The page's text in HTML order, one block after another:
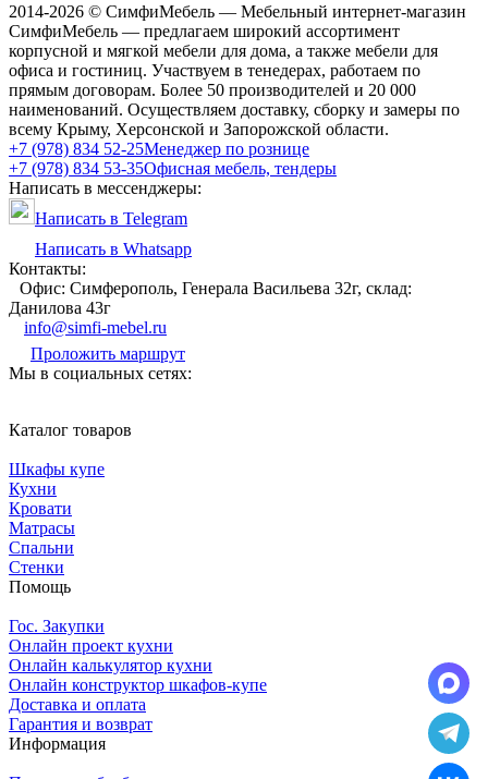
2014-2026 © СимфиМебель — Мебельный интернет-магазин
СимфиМебель — предлагаем широкий ассортимент
корпусной и мягкой мебели для дома, а также мебели для
офиса и гостиниц. Участвуем в тенедерах, работаем по
прямым договорам. Более 50 производителей и 20 000
наименований. Осуществляем доставку, сборку и замеры по
всему Крыму, Херсонской и Запорожской области.
+7 (978) 834 52-25Менеджер по рознице
+7 (978) 834 53-35Офисная мебель, тендеры
Написать в мессенджеры:
Написать в Telegram
Написать в Whatsapp
Контакты:
Офис: Симферополь, Генерала Васильева 32г, склад:
Данилова 43г
info@simfi-mebel.ru
Проложить маршрут
Мы в социальных сетях:
Каталог товаров
Шкафы купе
Кухни
Кровати
Матрасы
Cпальни
Стенки
Помощь
Гос. Закупки
Онлайн проект кухни
Онлайн калькулятор кухни
Онлайн конструктор шкафов-купе
Доставка и оплата
Гарантия и возврат
Информация